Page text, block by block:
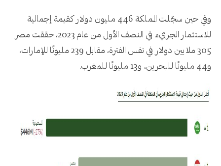
وفي حين سجّلت المملكة 446 مليون دولار كقيمة إجمالية
للاستثمار الجريء في النصف الأول من عام 2023، حققت مصر
305 ملايين دولار في نفس الفترة، مقابل 239 مليونًا للإمارات،
و44 مليونًا للبحرين، و13 مليونًا للمغرب.